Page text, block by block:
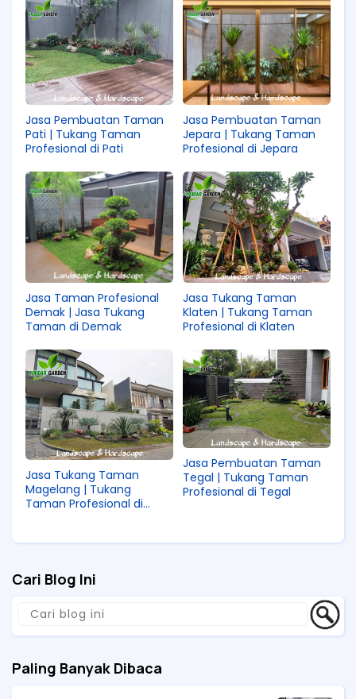
Jasa Pembuatan Taman
Pati | Tukang Taman
Profesional di Pati
Jasa Pembuatan Taman
Jepara | Tukang Taman
Profesional di Jepara
Jasa Taman Profesional
Demak | Jasa Tukang
Taman di Demak
Jasa Tukang Taman
Klaten | Tukang Taman
Profesional di Klaten
Jasa Tukang Taman
Magelang | Tukang
Taman Profesional di
Jasa Pembuatan Taman
Tegal | Tukang Taman
Profesional di Tegal
Cari Blog Ini
Paling Banyak Dibaca